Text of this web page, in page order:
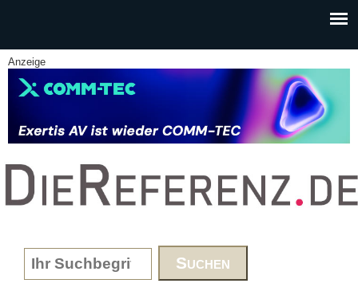
Anzeige
www.DieReferenz.de
Search form